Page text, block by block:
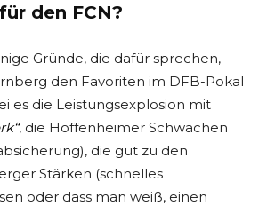
den FCN?
Gründe, die dafür sprechen,
den Favoriten im DFB-Pokal
es die Leistungsexplosion mit
, die Hoffenheimer Schwächen
die gut zu den
Stärken (schnelles
oder dass man weiß, einen